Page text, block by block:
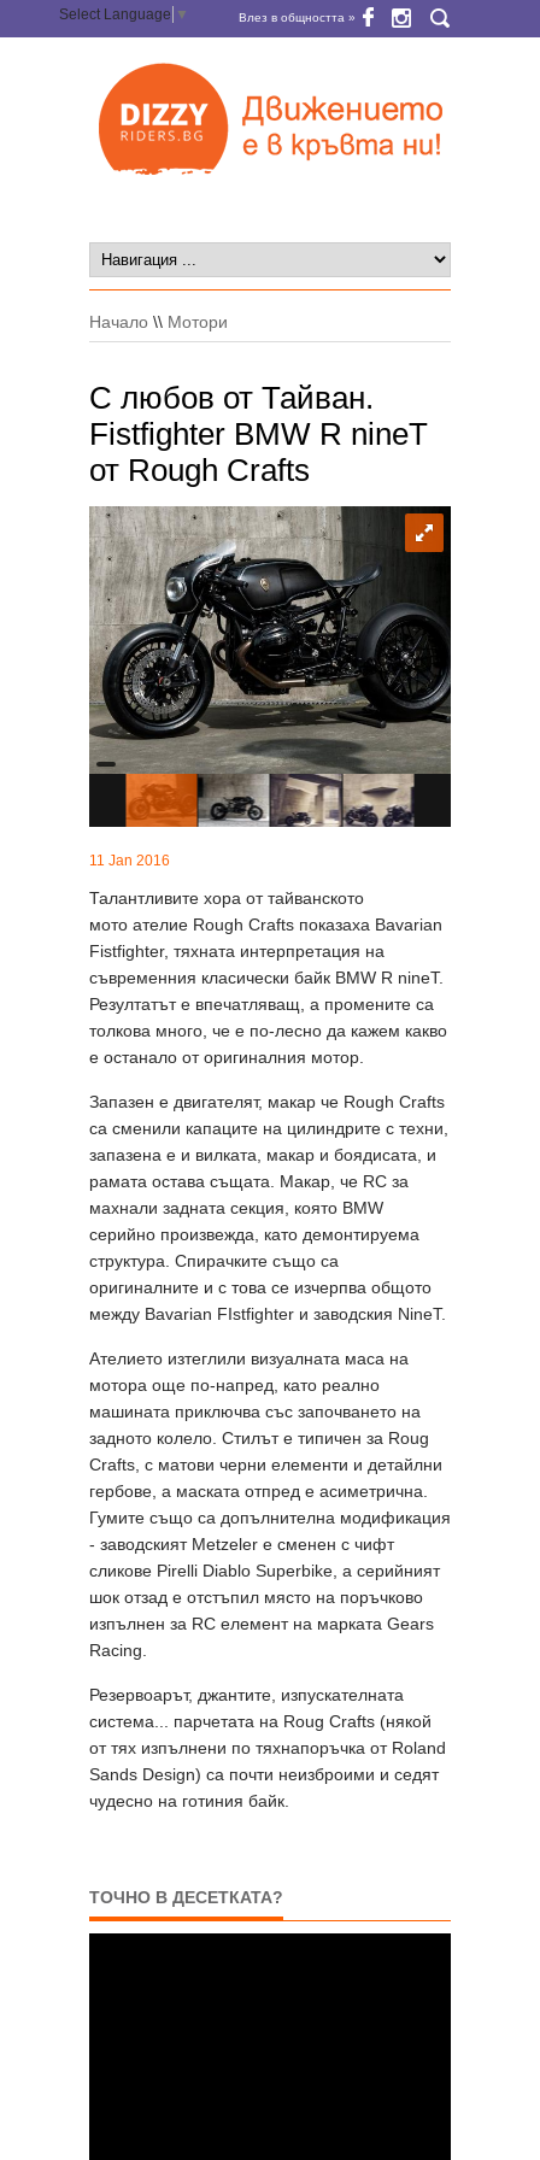
Select Language ▼ Влез в общността »
Начало \\ Мотори
С любов от Тайван.
Fistfighter BMW R nineT
от Rough Crafts
11 Jan 2016
Талантливите хора от тайванското
мото ателие Rough Crafts показаха Bavarian
Fistfighter, тяхната интерпретация на
съвременния класически байк BMW R nineT.
Резултатът е впечатляващ, а промените са
толкова много, че е по-лесно да кажем какво
е останало от оригиналния мотор.
Запазен е двигателят, макар че Rough Crafts
са сменили капаците на цилиндрите с техни,
запазена е и вилката, макар и боядисата, и
рамата остава същата. Макар, че RC за
махнали задната секция, която BMW
серийно произвежда, като демонтируема
структура. Спирачките също са
оригиналните и с това се изчерпва общото
между Bavarian FIstfighter и заводския NineT.
Ателието изтеглили визуалната маса на
мотора още по-напред, като реално
машината приключва със започването на
задното колело. Стилът е типичен за Roug
Crafts, с матови черни елементи и детайлни
гербове, а маската отпред е асиметрична.
Гумите също са допълнителна модификация
- заводският Metzeler е сменен с чифт
сликове Pirelli Diablo Superbike, а серийният
шок отзад е отстъпил място на поръчково
изпълнен за RC елемент на марката Gears
Racing.
Резервоарът, джантите, изпускателната
система... парчетата на Roug Crafts (някой
от тях изпълнени по тяхнапоръчка от Roland
Sands Design) са почти неизброими и седят
чудесно на готиния байк.
ТОЧНО В ДЕСЕТКАТА?